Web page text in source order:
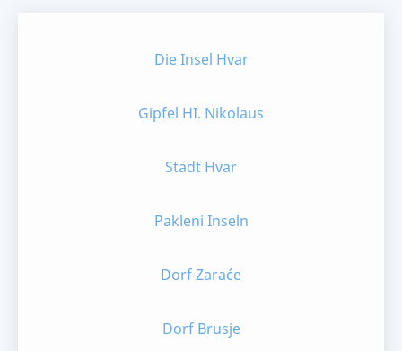
Die Insel Hvar
Gipfel HI. Nikolaus
Stadt Hvar
Pakleni Inseln
Dorf Zaraće
Dorf Brusje